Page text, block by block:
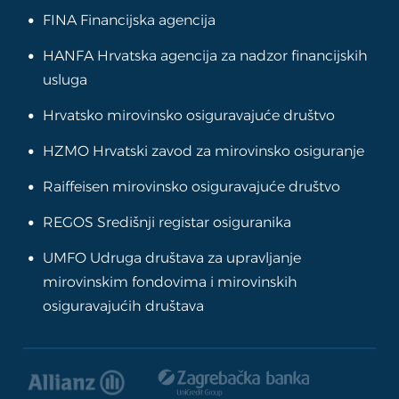
FINA Financijska agencija
HANFA Hrvatska agencija za nadzor financijskih
usluga
Hrvatsko mirovinsko osiguravajuće društvo
HZMO Hrvatski zavod za mirovinsko osiguranje
Raiffeisen mirovinsko osiguravajuće društvo
REGOS Središnji registar osiguranika
UMFO Udruga društava za upravljanje
mirovinskim fondovima i mirovinskih
osiguravajućih društava